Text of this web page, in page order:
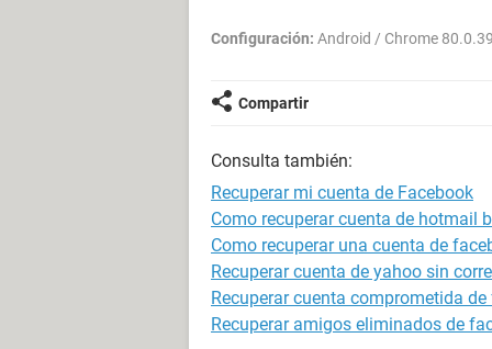
Configuración: Android / Chrome
Compartir
Consulta también:
Recuperar mi cuenta de Facebook
Como recuperar cuenta de hotmail
Como recuperar una cuenta de
Recuperar cuenta de yahoo sin
Recuperar cuenta comprometida
Recuperar amigos eliminados de